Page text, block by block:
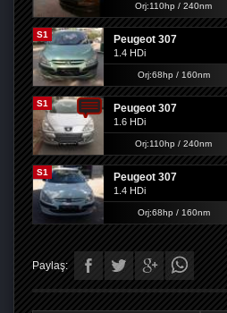
Orj:110hp / 240nm
S1 Peugeot 307
1.4 HDi
Orj:68hp / 160nm
S1 Peugeot 307
1.6 HDi
Orj:110hp / 240nm
S1 Peugeot 307
1.4 HDi
Orj:68hp / 160nm
Paylaş: